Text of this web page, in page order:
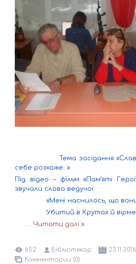
Тема засідання «Слава
себе розкаже…»
Під відео – фільм «Пам’яті
звучали слова ведучої:
«Мені наснилось, що вони
Убитий в Крутах й
... Читати далі »
652 Бібліотекар
23.11.2016
Комментарии (0)